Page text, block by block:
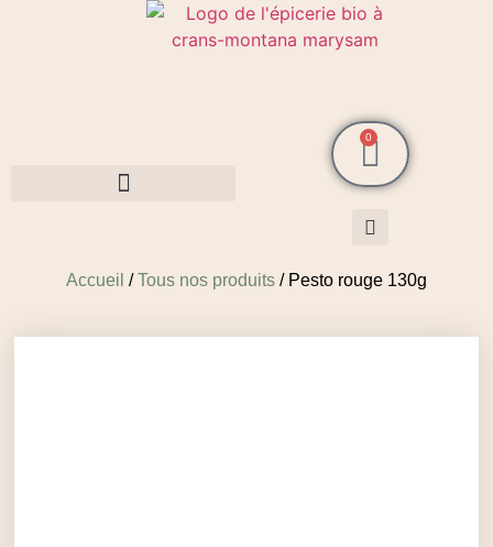
0
Accueil /Tous nos produits / Pesto rouge 130g